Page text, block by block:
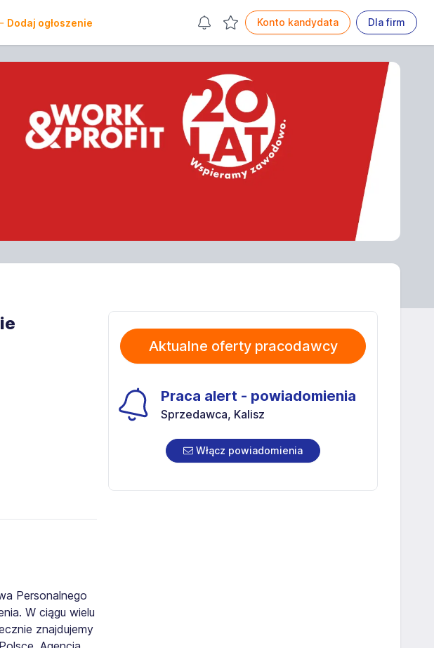
Dodaj ogłoszenie Konto kandydata Dla firm
Personalnego
W ciągu wielu
znajdujemy
Aktualne oferty pracodawcy
Praca alert - powiadomienia
Sprzedawca, Kalisz
Włącz powiadomienia